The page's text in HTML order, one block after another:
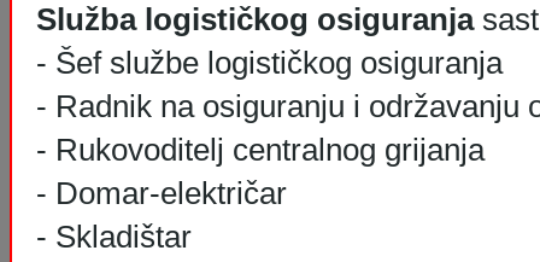
Služba logističkog osiguranja
- Šef službe logističkog osiguranja
- Radnik na osiguranju i održavanju
- Rukovoditelj centralnog grijanja
- Domar-električar
- Skladištar